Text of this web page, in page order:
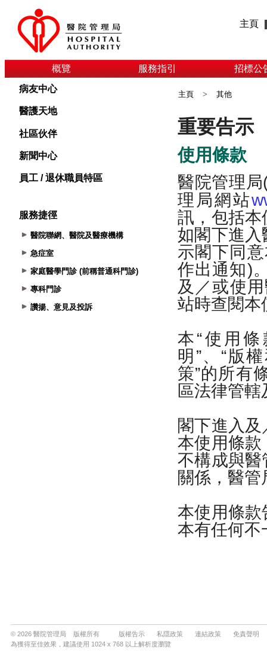
主頁
概覽 服務指引 招標公
病友中心
醫護天地
社區伙伴
新聞中心
員工 / 退休職員特區
服務捷徑
醫院聯網、醫院及醫療機構
急症室
家庭醫學門診 (前稱普通科門診)
專科門診
讚揚、意見及投訴
主頁 > 其他
© 2026 醫院管理局 版權所有 版權告示 私隱政策 連結政策
免責聲明
為獲得至佳效果，建議使用 1024 x 768 以上解析度瀏覽